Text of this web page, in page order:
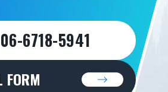
06-6718-5941
FORM